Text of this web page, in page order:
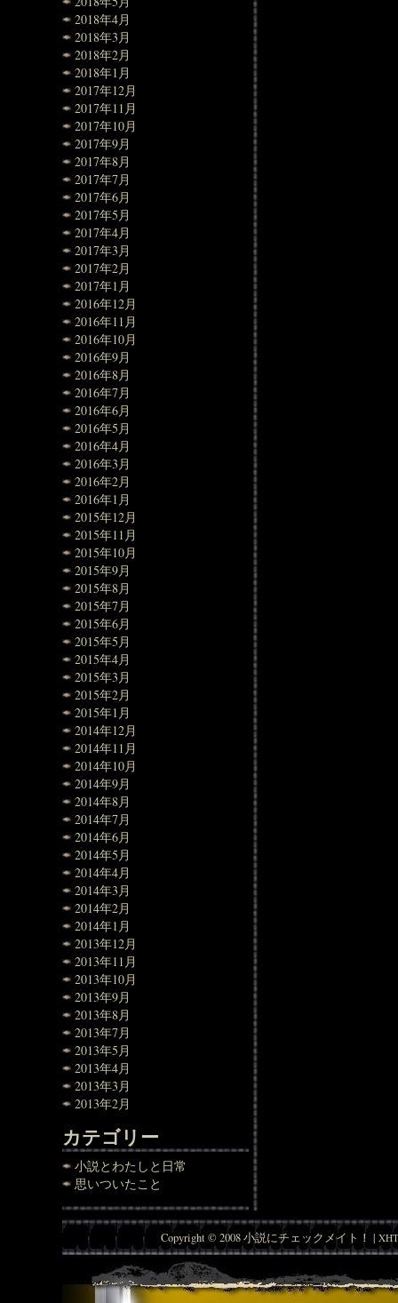
2018年4月
2018年3月
2018年2月
2018年1月
2017年12月
2017年11月
2017年10月
2017年9月
2017年8月
2017年7月
2017年6月
2017年5月
2017年4月
2017年3月
2017年2月
2017年1月
2016年12月
2016年11月
2016年10月
2016年9月
2016年8月
2016年7月
2016年6月
2016年5月
2016年4月
2016年3月
2016年2月
2016年1月
2015年12月
2015年11月
2015年10月
2015年9月
2015年8月
2015年7月
2015年6月
2015年5月
2015年4月
2015年3月
2015年2月
2015年1月
2014年12月
2014年11月
2014年10月
2014年9月
2014年8月
2014年7月
2014年6月
2014年5月
2014年4月
2014年3月
2014年2月
2014年1月
2013年12月
2013年11月
2013年10月
2013年9月
2013年8月
2013年7月
2013年5月
2013年4月
2013年3月
2013年2月
カテゴリー
小説とわたしと日常
思いついたこと
Copyright © 2008 小説にチェックメイト！ |